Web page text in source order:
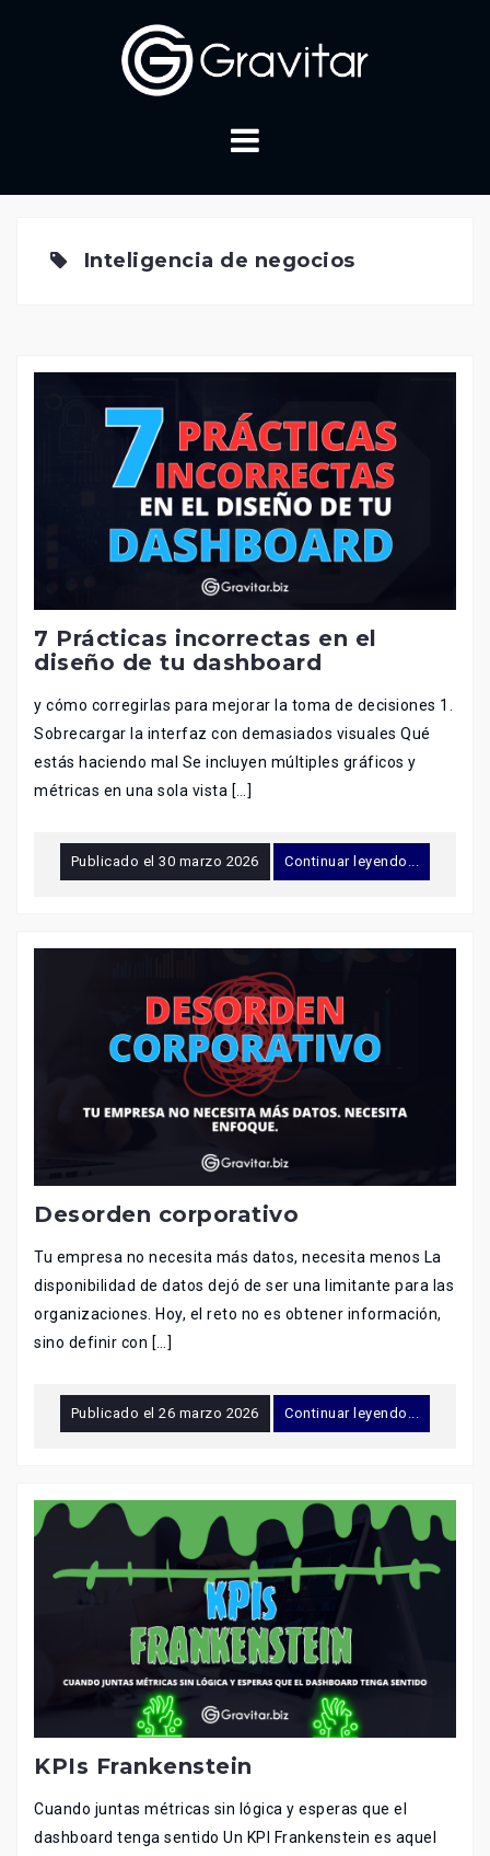
Inteligencia de negocios
7 Prácticas incorrectas en el
diseño de tu dashboard
y cómo corregirlas para mejorar la toma de decisiones 1.
Sobrecargar la interfaz con demasiados visuales Qué
estás haciendo mal Se incluyen múltiples gráficos y
métricas en una sola vista […]
Publicado el30 marzo 2026 Continuar leyendo...
Desorden corporativo
Tu empresa no necesita más datos, necesita menos La
disponibilidad de datos dejó de ser una limitante para las
organizaciones. Hoy, el reto no es obtener información,
sino definir con […]
Publicado el26 marzo 2026 Continuar leyendo...
KPIs Frankenstein
Cuando juntas métricas sin lógica y esperas que el
dashboard tenga sentido Un KPI Frankenstein es aquel